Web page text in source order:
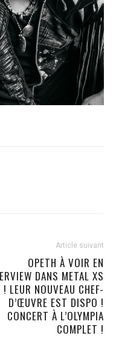
Article suivant
OPETH À VOIR EN
DANS METAL XS
! LEUR NOUVEAU CHEF-
D’ŒUVRE EST DISPO !
CONCERT À L’OLYMPIA
COMPLET !